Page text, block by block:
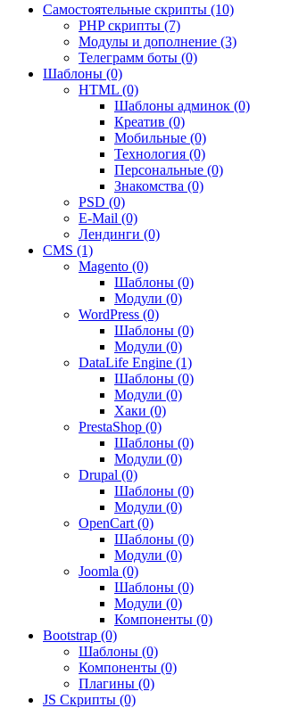
Самостоятельные скрипты (10)
PHP скрипты (7)
Модулы и дополнение (3)
Телеграмм боты (0)
Шаблоны (0)
HTML (0)
Шаблоны админок (0)
Креатив (0)
Мобильные (0)
Технология (0)
Персональные (0)
Знакомства (0)
PSD (0)
E-Mail (0)
Лендинги (0)
CMS (1)
Magento (0)
Шаблоны (0)
Модули (0)
WordPress (0)
Шаблоны (0)
Модули (0)
DataLife Engine (1)
Шаблоны (0)
Модули (0)
Хаки (0)
PrestaShop (0)
Шаблоны (0)
Модули (0)
Drupal (0)
Шаблоны (0)
Модули (0)
OpenCart (0)
Шаблоны (0)
Модули (0)
Joomla (0)
Шаблоны (0)
Модули (0)
Компоненты (0)
Bootstrap (0)
Шаблоны (0)
Компоненты (0)
Плагины (0)
JS Скрипты (0)